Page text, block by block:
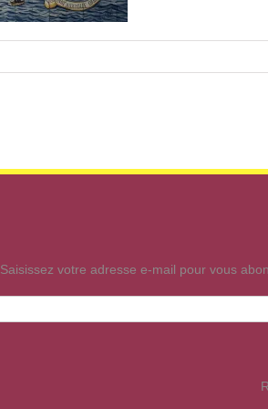
Saisissez votre adresse e-mail pour vous